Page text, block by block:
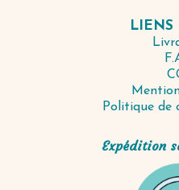
LIENS
Politique de
Expédition